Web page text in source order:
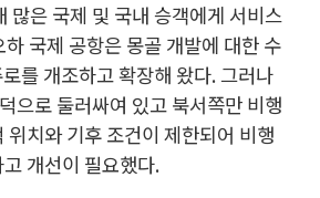
많은 국제 및 국내 승객에게 서비스
국제 공항은 몽골 개발에 대한 수
를 개조하고 확장해 왔다. 그러나
으로 둘러싸여 있고 북서쪽만 비행
위치와 기후 조건이 제한되어 비행
개선이 필요했다.